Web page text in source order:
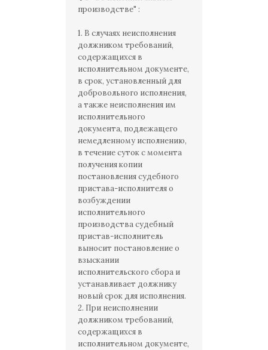
производстве" :
1. В случаях неисполнения
должником требований,
содержащихся в
исполнительном документе,
в срок, установленный для
добровольного исполнения,
а также неисполнения им
исполнительного
документа, подлежащего
немедленному исполнению,
в течение суток с момента
получения копии
постановления судебного
пристава-исполнителя о
возбуждении
исполнительного
производства судебный
пристав-исполнитель
выносит постановление о
взыскании
исполнительского сбора и
устанавливает должнику
новый срок для исполнения.
2. При неисполнении
должником требований,
содержащихся в
исполнительном документе,